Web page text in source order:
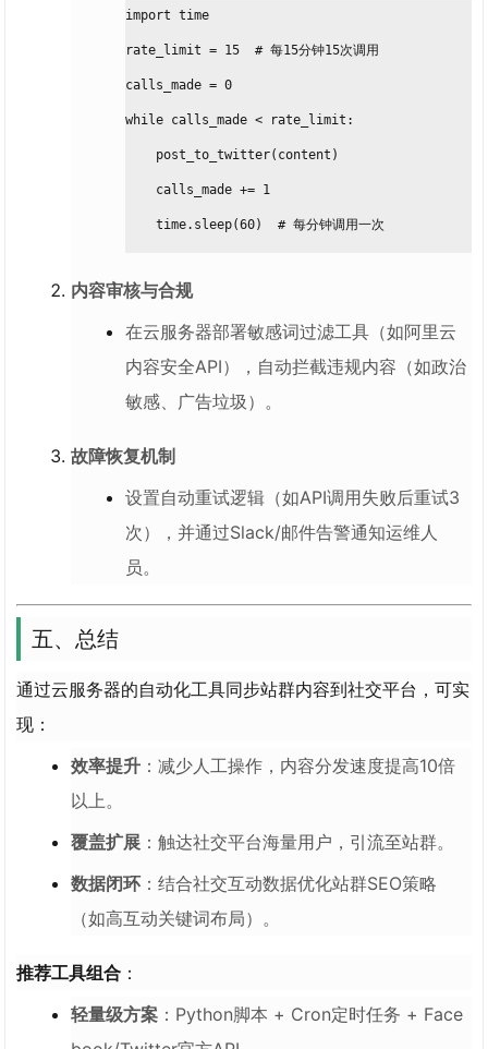
import time
rate_limit = 15  # 每15分钟15次调用
calls_made = 0
while calls_made < rate_limit:
post_to_twitter(content)
calls_made += 1
time.sleep(60)  # 每分钟调用一次
内容审核与合规
在云服务器部署敏感词过滤工具（如阿里云
内容安全API），自动拦截违规内容（如政治
敏感、广告垃圾）。
故障恢复机制
设置自动重试逻辑（如API调用失败后重试3
次），并通过Slack/邮件告警通知运维人
员。
五、总结
通过云服务器的自动化工具同步站群内容到社交平台，可实
现：
效率提升 ：减少人工操作，内容分发速度提高10倍
以上。
覆盖扩展 ：触达社交平台海量用户，引流至站群。
数据闭环 ：结合社交互动数据优化站群SEO策略
（如高互动关键词布局）。
推荐工具组合 ：
轻量级方案 ：Python脚本 + Cron定时任务 + Face